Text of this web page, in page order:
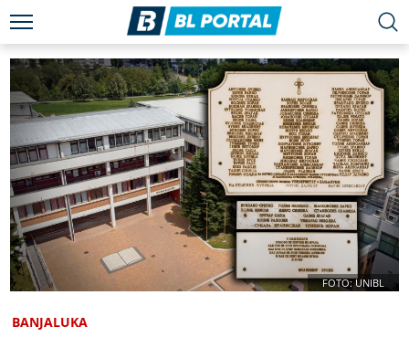
FOTO: UNIBL
BANJALUKA